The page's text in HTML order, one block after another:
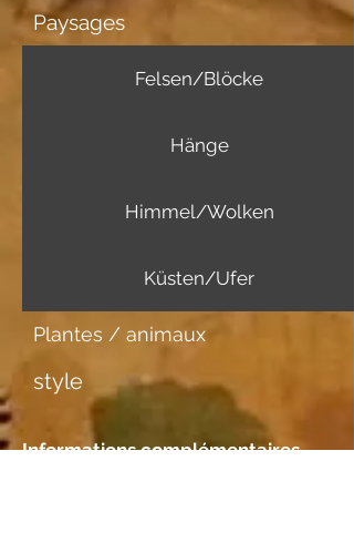
Paysages
Felsen/Blöcke
Hänge
Himmel/Wolken
Küsten/Ufer
Plantes / animaux
style
Informations complémentaires